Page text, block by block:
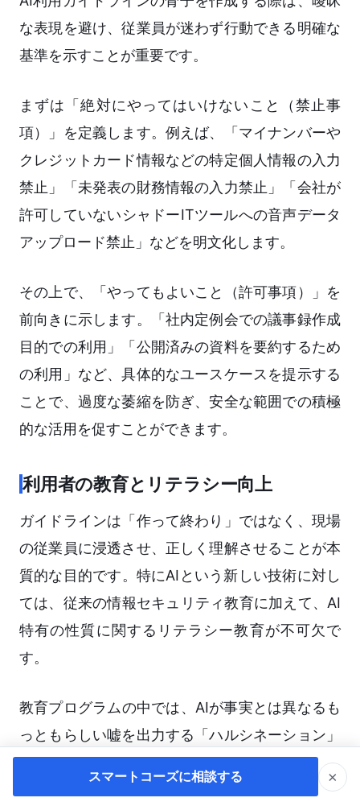
な表現を避け、従業員が迷わず行動できる明確な
基準を示すことが重要です。
まずは「絶対にやってはいけないこと（禁止事
項）」を定義します。例えば、「マイナンバーや
クレジットカード情報などの特定個人情報の入力
禁止」「未発表の財務情報の入力禁止」「会社が
許可していないシャドーITツールへの音声データ
アップロード禁止」などを明文化します。
その上で、「やってもよいこと（許可事項）」を
前向きに示します。「社内定例会での議事録作成
目的での利用」「公開済みの資料を要約するため
の利用」など、具体的なユースケースを提示する
ことで、過度な萎縮を防ぎ、安全な範囲での積極
的な活用を促すことができます。
利用者の教育とリテラシー向上
ガイドラインは「作って終わり」ではなく、現場
の従業員に浸透させ、正しく理解させることが本
質的な目的です。特にAIという新しい技術に対し
ては、従来の情報セキュリティ教育に加えて、AI
特有の性質に関するリテラシー教育が不可欠で
す。
教育プログラムの中では、AIが事実とは異なるも
っともらしい嘘を出力する「ハルシネーション」
の存在や、悪意のある入力によってAIの制限を回
避してしまう「プロンプトインジェクション」と
スマートコーズに相談する ×